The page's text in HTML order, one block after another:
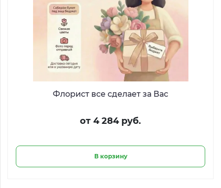
Флорист все сделает за Вас
от 4 284 руб.
В корзину